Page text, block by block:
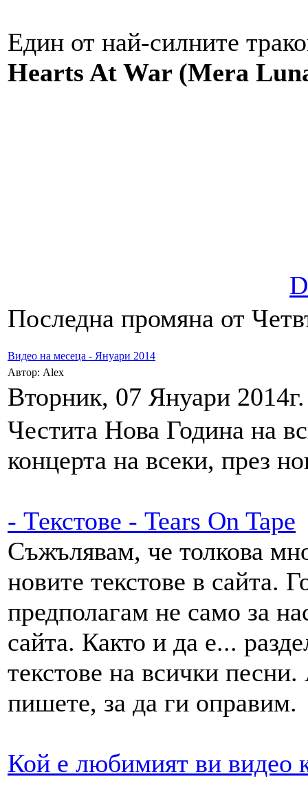
Един от най-силните
Hearts At War (Mera
Последна промяна от
Видео на месеца - Януари 2014
Автор: Alex
Вторник, 07 Януари
Честита Нова Година на
концерта на всеки, през
- Текстове - Tears On Tape
Съжълявам, че толкова
новите текстове в сайта.
предполагам не само за
сайта. Както и да е...
текстове на всички
пишете, за да ги оправим.
Кой е любимият ви видео